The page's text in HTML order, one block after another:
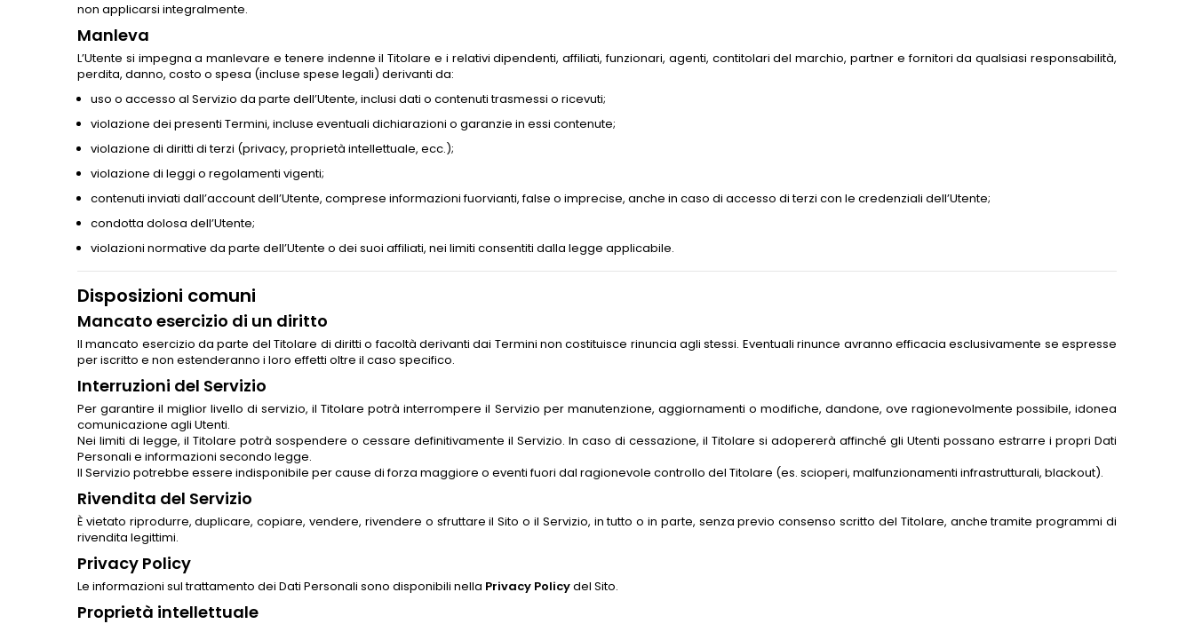
non applicarsi integralmente.
Manleva
L’Utente si impegna a manlevare e tenere indenne il Titolare e i relativi dipendenti, affiliati, funzionari, agenti, contitolari del marchio, partner e fornitori da qualsiasi responsabilità,
perdita, danno, costo o spesa (incluse spese legali) derivanti da:
uso o accesso al Servizio da parte dell’Utente, inclusi dati o contenuti trasmessi o ricevuti;
violazione dei presenti Termini, incluse eventuali dichiarazioni o garanzie in essi contenute;
violazione di diritti di terzi (privacy, proprietà intellettuale, ecc.);
violazione di leggi o regolamenti vigenti;
contenuti inviati dall’account dell’Utente, comprese informazioni fuorvianti, false o imprecise, anche in caso di accesso di terzi con le credenziali dell’Utente;
condotta dolosa dell’Utente;
violazioni normative da parte dell’Utente o dei suoi affiliati, nei limiti consentiti dalla legge applicabile.
Disposizioni comuni
Mancato esercizio di un diritto
Il mancato esercizio da parte del Titolare di diritti o facoltà derivanti dai Termini non costituisce rinuncia agli stessi. Eventuali rinunce avranno efficacia esclusivamente se espresse
per iscritto e non estenderanno i loro effetti oltre il caso specifico.
Interruzioni del Servizio
Per garantire il miglior livello di servizio, il Titolare potrà interrompere il Servizio per manutenzione, aggiornamenti o modifiche, dandone, ove ragionevolmente possibile, idonea
comunicazione agli Utenti.
Nei limiti di legge, il Titolare potrà sospendere o cessare definitivamente il Servizio. In caso di cessazione, il Titolare si adopererà affinché gli Utenti possano estrarre i propri Dati
Personali e informazioni secondo legge.
Il Servizio potrebbe essere indisponibile per cause di forza maggiore o eventi fuori dal ragionevole controllo del Titolare (es. scioperi, malfunzionamenti infrastrutturali, blackout).
Rivendita del Servizio
È vietato riprodurre, duplicare, copiare, vendere, rivendere o sfruttare il Sito o il Servizio, in tutto o in parte, senza previo consenso scritto del Titolare, anche tramite programmi di
rivendita legittimi.
Privacy Policy
Le informazioni sul trattamento dei Dati Personali sono disponibili nella Privacy Policydel Sito.
Proprietà intellettuale